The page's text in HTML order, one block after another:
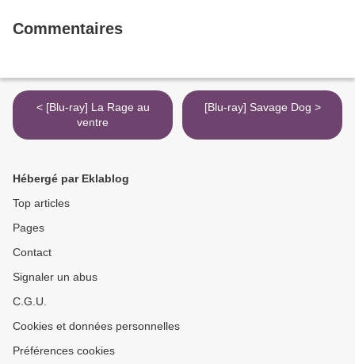
Commentaires
< [Blu-ray] La Rage au
ventre
[Blu-ray] Savage Dog >
Hébergé par Eklablog
Top articles
Pages
Contact
Signaler un abus
C.G.U.
Cookies et données personnelles
Préférences cookies